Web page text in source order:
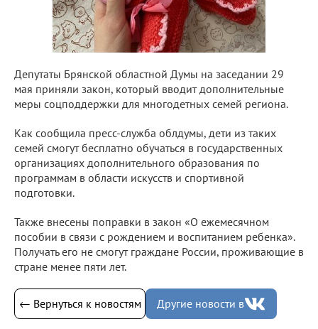
Депутаты Брянской областной Думы на заседании 29
мая приняли закон, который вводит дополнительные
меры соцподдержки для многодетных семей региона.
Как сообщила пресс-служба облдумы, дети из таких
семей смогут бесплатно обучаться в государственных
организациях дополнительного образования по
программам в области искусств и спортивной
подготовки.
Также внесены поправки в закон «О ежемесячном
пособии в связи с рождением и воспитанием ребенка».
Получать его не смогут граждане России, проживающие в
стране менее пяти лет.
← Вернуться к новостям Другие новости в